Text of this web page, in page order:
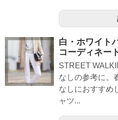
白・ホワイト
コーディネー
STREET
なしの参考に。
なしにおすすめ
ャツ...